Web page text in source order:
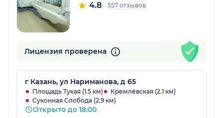
4.8 557 отзывов
Лицензия проверена
г Казань, ул Нариманова, д 65
Площадь Тукая (1.5 км)
Кремлёвская (2.1 км)
Суконная Слобода (2.9 км)
Открыто до 18:00